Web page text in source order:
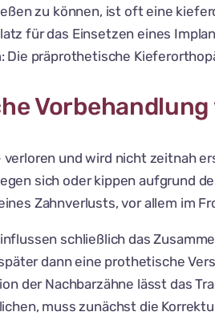
zu können, ist oft eine
für das Einsetzen eines
Die präprothetische
und wird nicht zeitnah
sich oder kippen aufgrund
Zahnverlusts, vor allem im
schließlich das
dann eine prothetische
der Nachbarzähne lässt das
muss zunächst die